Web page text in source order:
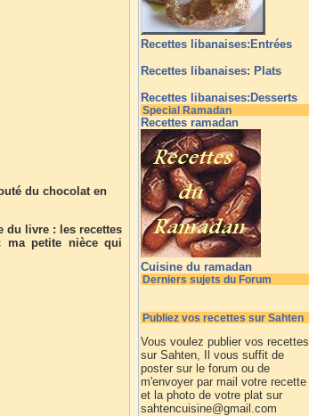
du chocolat en
du livre : les recettes
ma petite nièce qui
Recettes libanaises:Entrées
Recettes libanaises: Plats
Recettes libanaises:Desserts
Special Ramadan
Recettes ramadan
Cuisine du ramadan
Derniers sujets du Forum
Publiez vos recettes sur Sahten
Vous voulez publier vos recettes
sur Sahten, Il vous suffit de
poster sur le forum ou de
m'envoyer par mail votre recette
et la photo de votre plat sur
sahtencuisine@gmail.com